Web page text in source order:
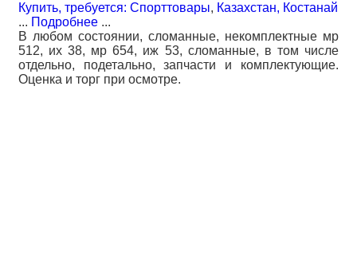
Купить, требуется: Спорттовары, Казахстан, Костанай
... Подробнее ...
В любом состоянии, сломанные, некомплектные мр
512, их 38, мр 654, иж 53, сломанные, в том числе
отдельно, подетально, запчасти и комплектующие.
Оценка и торг при осмотре.